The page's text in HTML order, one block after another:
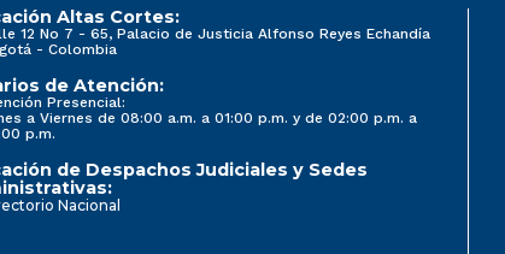
Altas Cortes:
12 No 7 - 65, Palacio de Justicia Alfonso Reyes Echandía
- Colombia
de Atención:
Presencial:
a Viernes de 08:00 a.m. a 01:00 p.m. y de 02:00 p.m. a
p.m.
de Despachos Judiciales y Sedes
Nacional